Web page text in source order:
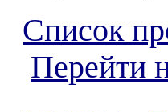
Список
Перейти